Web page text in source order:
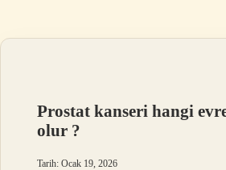
Prostat kanseri hangi
olur ?
Tarih: Ocak 19, 2026